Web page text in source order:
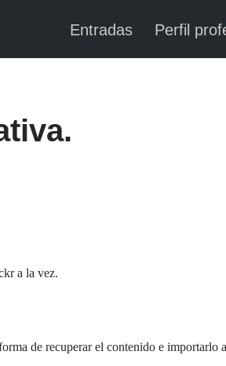
Entradas Perfil
a la vez.
de recuperar el contenido e importarlo